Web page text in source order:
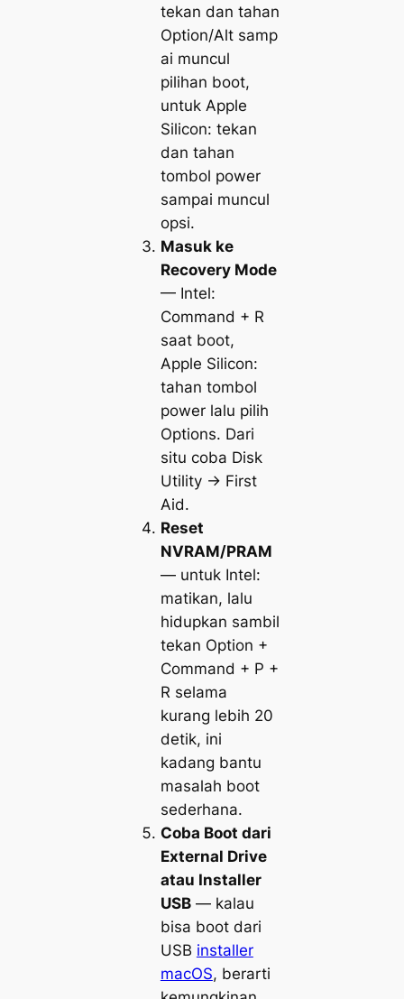
tekan dan tahan
Option/Altsamp
ai muncul
pilihan boot,
untuk Apple
Silicon: tekan
dan tahan
tombol power
sampai muncul
opsi.
Masuk ke
Recovery Mode
— Intel:
Command + R
saat boot,
Apple Silicon:
tahan tombol
power lalu pilih
Options. Dari
situ coba Disk
Utility → First
Aid.
Reset
NVRAM/PRAM
— untuk Intel:
matikan, lalu
hidupkan sambil
tekan Option +
Command + P +
Rselama
kurang lebih 20
detik, ini
kadang bantu
masalah boot
sederhana.
Coba Boot dari
External Drive
atau Installer
USB— kalau
bisa boot dari
USB installer
macOS, berarti